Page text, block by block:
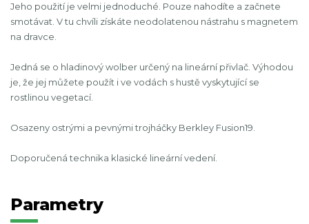
Jeho použití je velmi jednoduché. Pouze nahodíte a začnete
smotávat. V tu chvíli získáte neodolatenou nástrahu s magnetem
na dravce.
Jedná se o hladinový wolber určený na lineární přivlač. Výhodou
je, že jej můžete použít i ve vodách s hustě vyskytující se
rostlinou vegetací.
Osazeny ostrými a pevnými trojháčky Berkley Fusion19.
Doporučená technika klasické lineární vedení.
Parametry